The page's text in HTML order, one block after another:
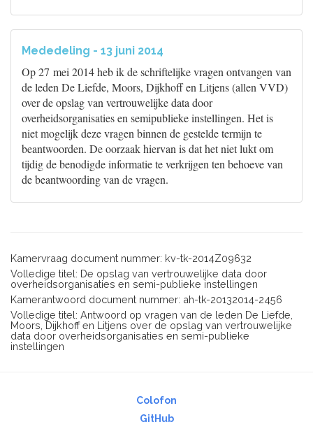
Mededeling - 13 juni 2014
Op 27 mei 2014 heb ik de schriftelijke vragen ontvangen van
de leden De Liefde, Moors, Dijkhoff en Litjens (allen VVD)
over de opslag van vertrouwelijke data door
overheidsorganisaties en semipublieke instellingen. Het is
niet mogelijk deze vragen binnen de gestelde termijn te
beantwoorden. De oorzaak hiervan is dat het niet lukt om
tijdig de benodigde informatie te verkrijgen ten behoeve van
de beantwoording van de vragen.
Kamervraag document nummer: kv-tk-2014Z09632
Volledige titel: De opslag van vertrouwelijke data door
overheidsorganisaties en semi-publieke instellingen
Kamerantwoord document nummer: ah-tk-20132014-2456
Volledige titel: Antwoord op vragen van de leden De Liefde,
Moors, Dijkhoff en Litjens over de opslag van vertrouwelijke
data door overheidsorganisaties en semi-publieke
instellingen
Colofon
GitHub